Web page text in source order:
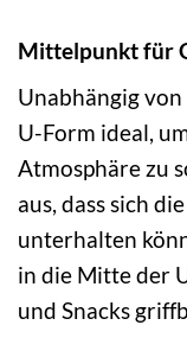
Mittelpunkt für
Unabhängig
U-Form ideal,
Atmosphäre zu
aus, dass sich
unterhalten
in die Mitte der
und Snacks